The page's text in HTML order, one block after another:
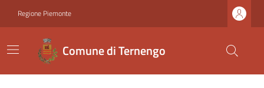
Regione Piemonte
Comune di Ternengo